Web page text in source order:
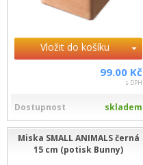
Vložit do košíku
99.00 Kč
s DPH
Dostupnost skladem
Miska SMALL ANIMALS černá
15 cm (potisk Bunny)